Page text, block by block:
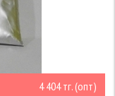
4 404 тг. (опт)